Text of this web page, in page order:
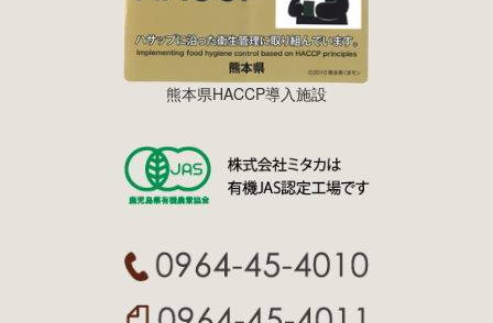
熊本県HACCP導入施設